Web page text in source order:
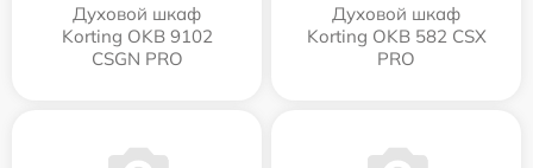
Духовой шкаф
Korting OKB 9102
CSGN PRO
Духовой шкаф
Korting OKB 582 CSX
PRO